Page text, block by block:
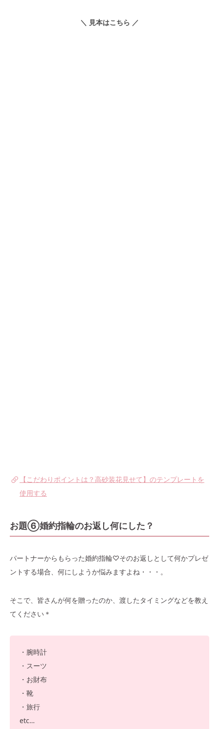
＼ 見本はこちら ／
【こだわりポイントは？高砂装花見せて】のテンプレートを
使用する
お題⑥婚約指輪のお返し何にした？
パートナーからもらった婚約指輪♡そのお返しとして何かプレゼ
ントする場合、何にしようか悩みますよね・・・。
そこで、皆さんが何を贈ったのか、渡したタイミングなどを教え
てください＊
・腕時計
・スーツ
・お財布
・靴
・旅行
etc…